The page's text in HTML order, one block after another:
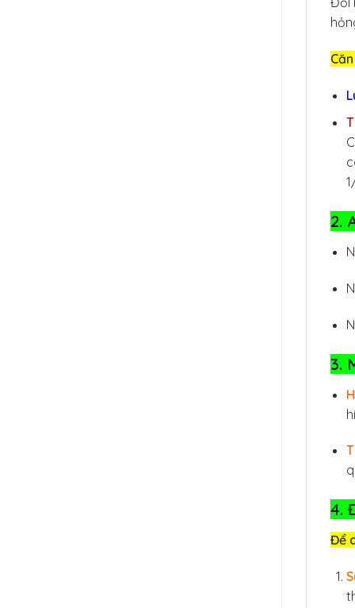
2.
3.
4.
Để